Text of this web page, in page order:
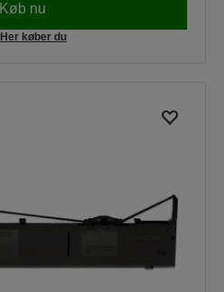
Køb nu
Her køber du